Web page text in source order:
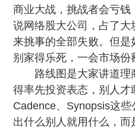
商业大战，挑战者会亏
说网络股大公司，占了
来挑事的全部失败。但
别家得乐死，一会市场份
路线图是大家讲道
得率先投资表态，别人才
Cadence、Synopsis这
出什么别人就用什么，而